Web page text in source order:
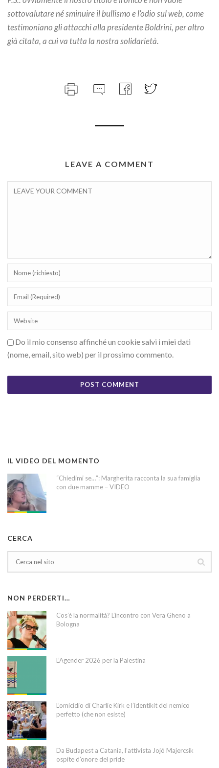
sottovalutare né sminuire il bullismo e l’odio sul web, come
testimoniano gli attacchi alla presidente Boldrini, per altro
già citata, a cui va tutta la nostra solidarietà.
LEAVE A COMMENT
Do il mio consenso affinché un cookie salvi i miei dati
(nome, email, sito web) per il prossimo commento.
IL VIDEO DEL MOMENTO
“Chiedimi se…”: Margherita racconta la sua famiglia
con due mamme – VIDEO
CERCA
NON PERDERTI…
Cos’è la normalità? L’incontro con Vera Gheno a
Bologna
L’Agender 2026 per la Palestina
L’omicidio di Charlie Kirk e l’identikit del nemico
perfetto (che non esiste)
Da Budapest a Catania, l’attivista Jojó Majercsik
ospite d’onore del pride